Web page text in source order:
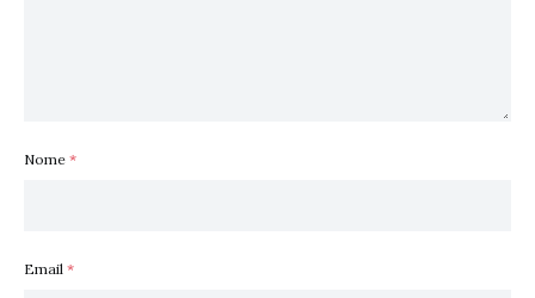
Nome *
Email *